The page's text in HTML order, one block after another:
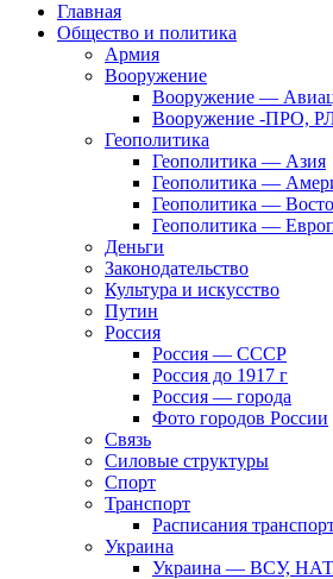
Главная
Общество и политика
Армия
Вооружение
Вооружение —
Вооружение -ПРО,
Геополитика
Геополитика — Азия
Геополитика —
Геополитика —
Геополитика —
Деньги
Законодательство
Культура и искусство
Путин
Россия
Россия — СССР
Россия до 1917 г
Россия — города
Фото городов России
Связь
Силовые структуры
Спорт
Транспорт
Расписания
Украина
Украина — ВСУ,